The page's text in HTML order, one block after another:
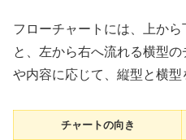
フローチャートには、上か
と、左から右へ流れる横型
や内容に応じて、縦型と横型
チャートの向き